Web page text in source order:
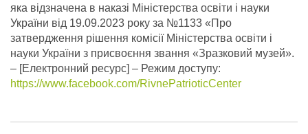
яка відзначена в наказі Міністерства освіти і науки
України від 19.09.2023 року за №1133 «Про
затвердження рішення комісії Міністерства освіти і
науки України з присвоєння звання «Зразковий музей».
– [Електронний ресурс] – Режим доступу:
https://www.facebook.com/RivnePatrioticCenter